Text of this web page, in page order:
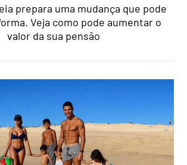
prepara uma mudança que pode
Veja como pode aumentar o
valor da sua pensão